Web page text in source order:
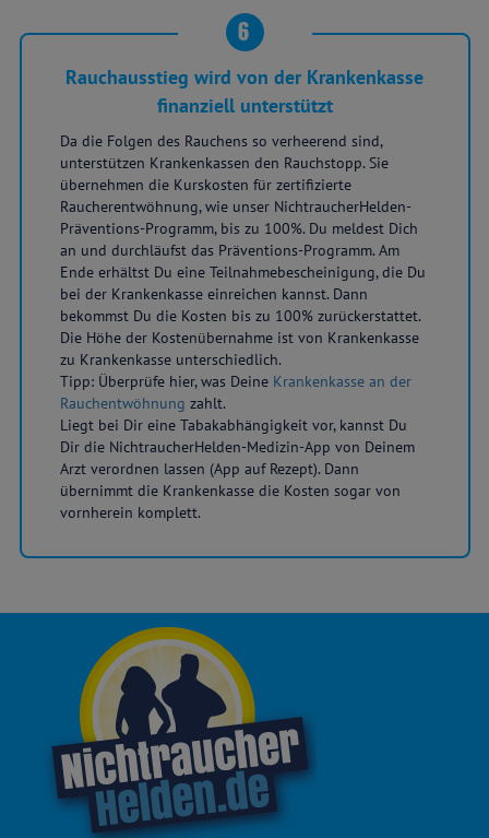
6
Rauchausstieg wird von der Krankenkasse
finanziell unterstützt
Da die Folgen des Rauchens so verheerend sind,
unterstützen Krankenkassen den Rauchstopp. Sie
übernehmen die Kurskosten für zertifizierte
Raucherentwöhnung, wie unser NichtraucherHelden-
Präventions-Programm, bis zu 100%. Du meldest Dich
an und durchläufst das Präventions-Programm. Am
Ende erhältst Du eine Teilnahmebescheinigung, die Du
bei der Krankenkasse einreichen kannst. Dann
bekommst Du die Kosten bis zu 100% zurückerstattet.
Die Höhe der Kostenübernahme ist von Krankenkasse
zu Krankenkasse unterschiedlich.
Tipp: Überprüfe hier, was Deine Krankenkasse an der
Rauchentwöhnung zahlt.
Liegt bei Dir eine Tabakabhängigkeit vor, kannst Du
Dir die NichtraucherHelden-Medizin-App von Deinem
Arzt verordnen lassen (App auf Rezept). Dann
übernimmt die Krankenkasse die Kosten sogar von
vornherein komplett.